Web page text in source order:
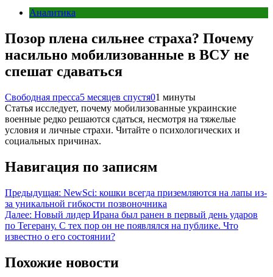
Аналитика
Позор плена сильнее страха? Почему
насильно мобилизованные в ВСУ не
спешат сдаваться
Свободная пресса5 месяцев спустя01 минуты
Статья исследует, почему мобилизованные украинские
военные редко решаются сдаться, несмотря на тяжелые
условия и личные страхи. Читайте о психологических и
социальных причинах.
Навигация по записям
Предыдущая: NewSci: кошки всегда приземляются на лапы из-
за уникальной гибкости позвоночника
Далее: Новый лидер Ирана был ранен в первый день ударов
по Тегерану. С тех пор он не появлялся на публике. Что
известно о его состоянии?
Похожие новости